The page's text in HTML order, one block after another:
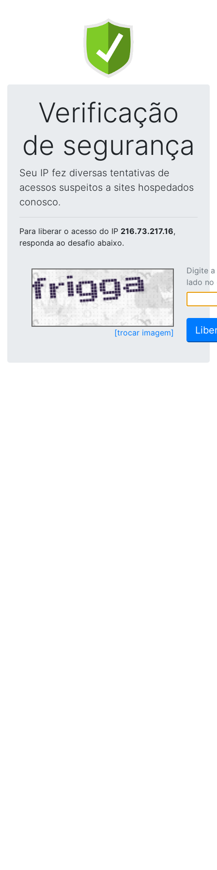
Verificação
de segurança
Seu IP fez diversas tentativas de
acessos suspeitos a sites hospedados
conosco.
Para liberar o acesso do IP 216.73.217.16,
responda ao desafio abaixo.
[trocar imagem]
Digite
lado no